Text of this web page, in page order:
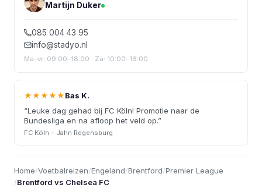
Martijn Duker
085 004 43 95
info@stadyo.nl
Ma–vr: 09:00–18:00 · Za: 10:00–16:00
★★★★★Bas K.
“Leuke dag gehad bij FC Köln! Promotie naar de
Bundesliga en na afloop het veld op.”
FC Köln – Jahn Regensburg
Home/Voetbalreizen/Engeland/Brentford/Premier League
/Brentford vs Chelsea FC